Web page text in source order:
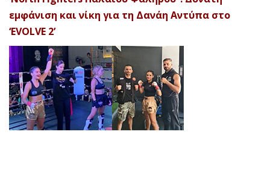
εμφάνιση και νίκη για τη Δανάη Αντύπα στο
‘EVOLVE 2’